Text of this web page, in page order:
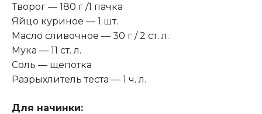
Творог — 180 г /1 пачка
Яйцо куриное — 1 шт.
Масло сливочное — 30 г / 2 ст. л.
Мука — 11 ст. л.
Соль — щепотка
Разрыхлитель теста — 1 ч. л.
Для начинки: